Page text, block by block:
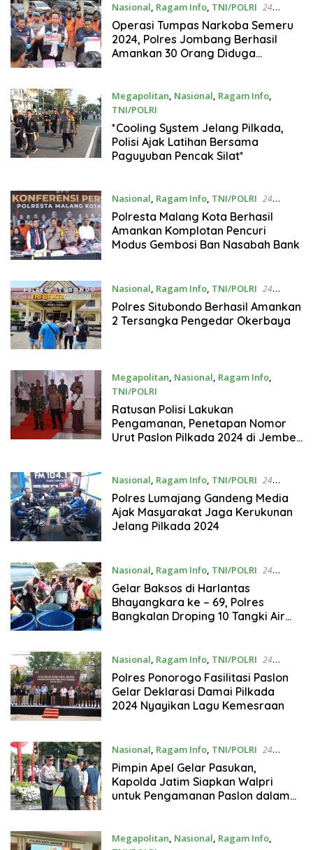
Nasional, Ragam Info, TNI/POLRI 24
September 2024
Operasi Tumpas Narkoba Semeru
2024, Polres Jombang Berhasil
Amankan 30 Orang Diduga
Megapolitan, Nasional, Ragam Info,
TNI/POLRI
24 September 2024
*Cooling System Jelang Pilkada,
Polisi Ajak Latihan Bersama
Paguyuban Pencak Silat*
Nasional, Ragam Info, TNI/POLRI 24
September 2024
Polresta Malang Kota Berhasil
Amankan Komplotan Pencuri
Modus Gembosi Ban Nasabah Bank
Nasional, Ragam Info, TNI/POLRI 24
September 2024
Polres Situbondo Berhasil Amankan
2 Tersangka Pengedar Okerbaya
Megapolitan, Nasional, Ragam Info,
TNI/POLRI
24 September 2024
Ratusan Polisi Lakukan
Pengamanan, Penetapan Nomor
Urut Paslon Pilkada 2024 di Jember
Nasional, Ragam Info, TNI/POLRI 24
September 2024
Polres Lumajang Gandeng Media
Ajak Masyarakat Jaga Kerukunan
Jelang Pilkada 2024
Nasional, Ragam Info, TNI/POLRI 24
September 2024
Gelar Baksos di Harlantas
Bhayangkara ke – 69, Polres
Bangkalan Droping 10 Tangki Air
Nasional, Ragam Info, TNI/POLRI 24
September 2024
Polres Ponorogo Fasilitasi Paslon
Gelar Deklarasi Damai Pilkada
2024 Nyayikan Lagu Kemesraan
Nasional, Ragam Info, TNI/POLRI 24
September 2024
Pimpin Apel Gelar Pasukan,
Kapolda Jatim Siapkan Walpri
untuk Pengamanan Paslon dalam
Megapolitan, Nasional, Ragam Info,